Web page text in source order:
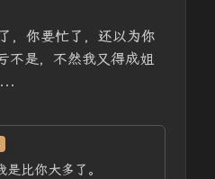
，你要忙了，还以为你
不是，不然我又得成姐
是比你大多了。